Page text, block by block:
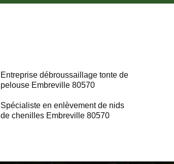
Entreprise débroussaillage tonte de
pelouse Embreville 80570
Spécialiste en enlèvement de nids
de chenilles Embreville 80570